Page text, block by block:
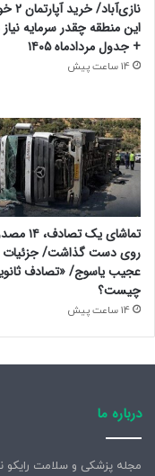
این منطقه چقدر سرمایه نیاز
+ جدول مردادماه ۱۴۰۵
14 ساعت پیش
تماشای یک
روی دست گذاشت/ جزئیات
عجیب یاسوج/ «تصادف
چیست؟
14 ساعت پیش
درباره ما
مجله پزشکی و سلامت رایکو